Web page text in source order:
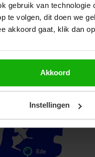
gebruik van technologie
te volgen, dit doen we
akkoord gaat, klik dan
Akkoord
Instellingen
Silent 2.0 -
Silent 2.0 - Technische
downloads
Groen
Geen
Ja
8221636
binnen Nederland